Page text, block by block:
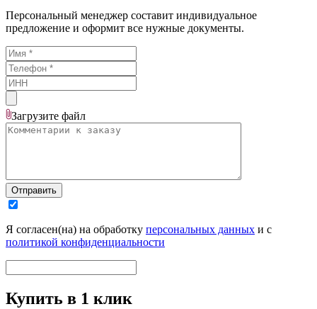
Персональный менеджер составит индивидуальное
предложение и оформит все нужные документы.
Загрузите файл
Отправить
Я согласен(на) на обработку персональных данных и с
политикой конфиденциальности
Купить в 1 клик